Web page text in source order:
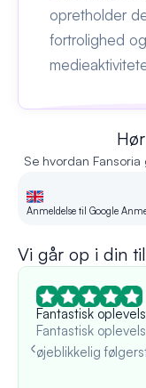
opretholder
fortrolighed
Se hvordan
Anmeldelse til Google
Vi går op i din
Fantastisk
Fantastisk
øjeblikkelig